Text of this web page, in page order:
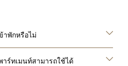
าพักหรือไม่
ร์ทเมนท์สามารถใช้ได้